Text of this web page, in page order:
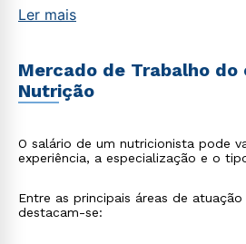
Ler mais
Mercado de Trabalho do
Nutrição
O salário de um nutricionista pode
experiência, a especialização e o
Entre as principais áreas de
destacam-se: